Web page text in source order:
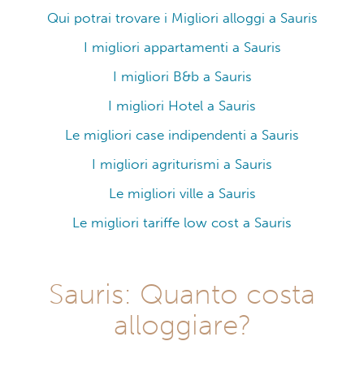
Qui potrai trovare i Migliori alloggi a Sauris
I migliori appartamenti a Sauris
I migliori B&b a Sauris
I migliori Hotel a Sauris
Le migliori case indipendenti a Sauris
I migliori agriturismi a Sauris
Le migliori ville a Sauris
Le migliori tariffe low cost a Sauris
Sauris: Quanto costa
alloggiare?